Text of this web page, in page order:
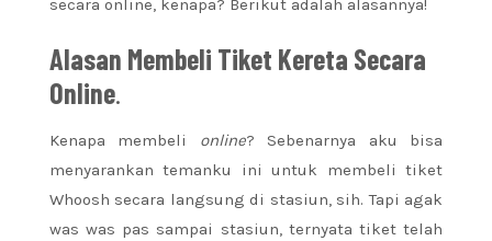
secara online, kenapa? Berikut adalah alasannya!
Alasan Membeli Tiket Kereta Secara
Online.
Kenapa membeli online? Sebenarnya aku bisa
menyarankan temanku ini untuk membeli tiket
Whoosh secara langsung di stasiun, sih. Tapi agak
was was pas sampai stasiun, ternyata tiket telah